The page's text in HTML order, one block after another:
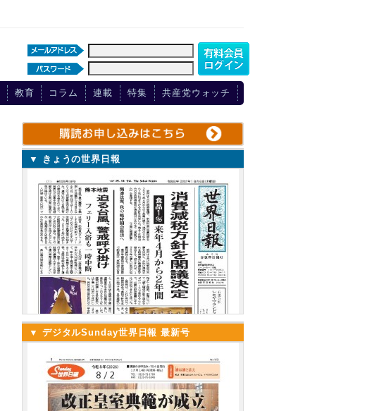
教育 コラム 連載 特集 共産党ウォッチ
▼ きょうの世界日報
▼ デジタルSunday世界日報 最新号